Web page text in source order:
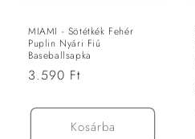
MIAMI - Sötétkék Fehér
Puplin Nyári Fiú
Baseballsapka
Normál
3.590 Ft
Kosárba